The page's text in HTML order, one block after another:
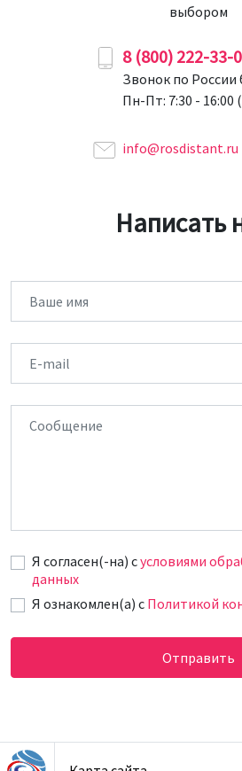
выбором
8 (800) 222-33-
Звонок по России
Пн-Пт: 7:30 - 16:00
info@rosdistant.ru
Написать
Я согласен(-на) cусловиями
данных
Я ознакомлен(а) с Политикой
Отправить